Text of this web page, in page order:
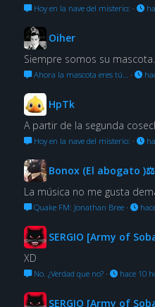
Hoy en la nave del misterio: ·
Oiher
Siempre somos su mascota.
Ahora la mascota eres tú… ·
HpTk
A partir de la segunda
Hoy en la nave del misterio: ·
Bonox (El abogato )⚖
La música no me gusta
Quake FM: Jonathan Bree·
SERGIO [Army of
XD
No. ¿Verdad que no?· hace 10
SERGIO [Army of